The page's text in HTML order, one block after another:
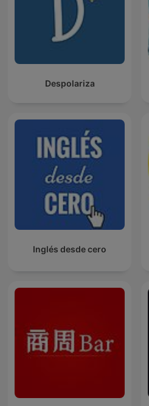
Despolariza
Inglés desde cero